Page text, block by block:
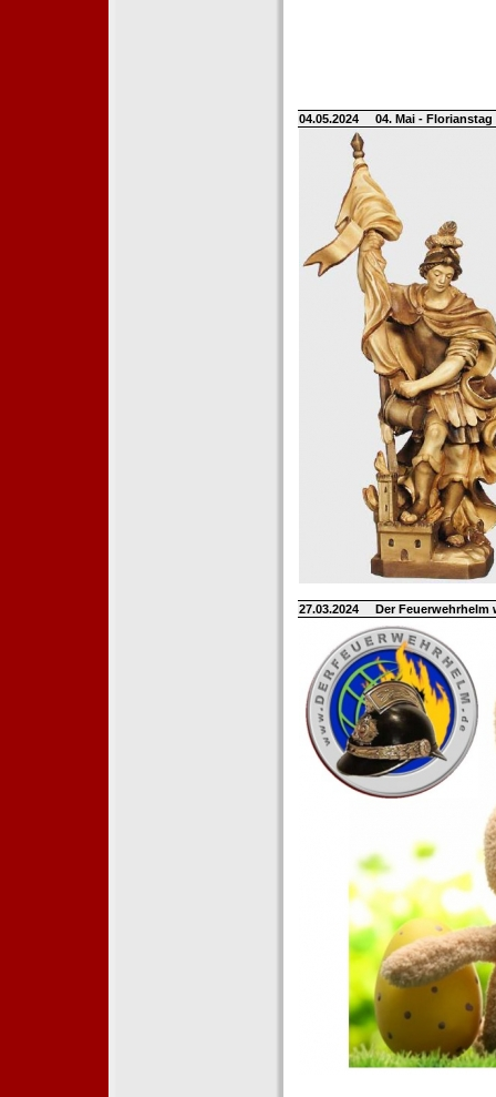
04.05.2024 04. Mai -
27.03.2024 Der